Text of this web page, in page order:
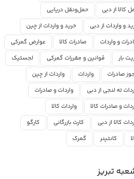
کالا از دبی
حمل‌ونقل دریایی
و واردات از دبی
خرید و واردات از چین
و واردات
صادرات کالا
عوارض گمرکی
بار
قوانین و مقررات گمرکی
لجستیک
صادرات
واردات
واردات از چین
ته لنجی از دبی
واردات و صادرات
و صادرات کالا
واردات کالا
کالا از دبی
کارت بازرگانی
کارگو
کانتینر گمرک
تبریز